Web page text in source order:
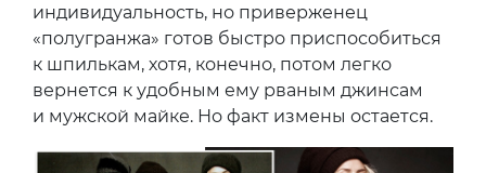
индивидуальность, но приверженец
«полугранжа» готов быстро приспособиться
к шпилькам, хотя, конечно, потом легко
вернется к удобным ему рваным джинсам
и мужской майке. Но факт измены остается.